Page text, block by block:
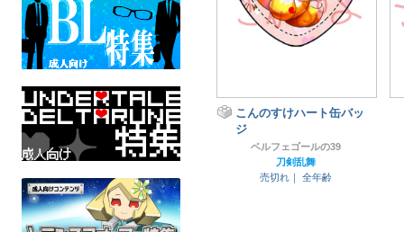
こんのすけハート缶バッ
ジ
ベルフェゴールの39
刀剣乱舞
売切れ｜
全年齢